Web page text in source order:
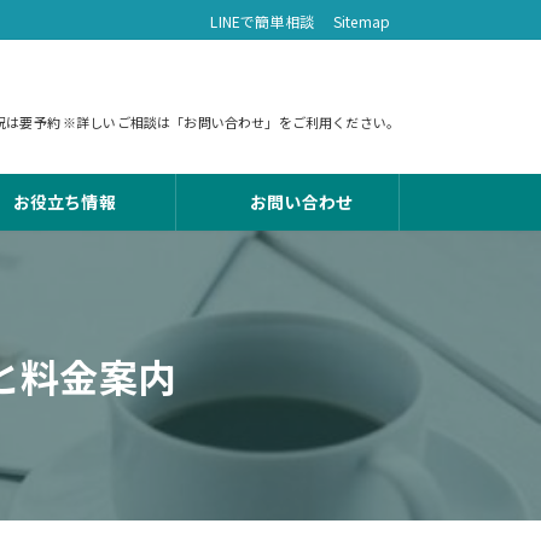
LINEで簡単相談 Sitemap
要予約 ※詳しいご相談は「お問い合わせ」をご利用ください。
お役立ち情報 お問い合わせ
料金案内